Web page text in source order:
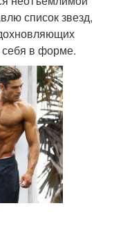
список звезд,
себя в форме.